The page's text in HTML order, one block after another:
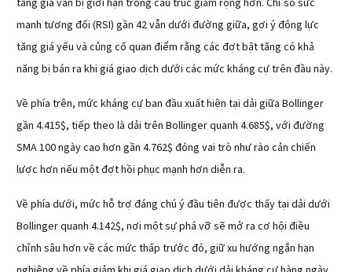
mạnh tương đối (RSI) gần 42 vẫn dưới đường giữa, gợi ý động lực
tăng giá yếu và củng cố quan điểm rằng các đợt bật tăng có khả
năng bị bán ra khi giá giao dịch dưới các mức kháng cự trên đầu này.
Về phía trên, mức kháng cự ban đầu xuất hiện tại dải giữa Bollinger
gần 4.415$, tiếp theo là dải trên Bollinger quanh 4.685$, với đường
SMA 100 ngày cao hơn gần 4.762$ đóng vai trò như rào cản chiến
lược hơn nếu một đợt hồi phục mạnh hơn diễn ra.
Về phía dưới, mức hỗ trợ đáng chú ý đầu tiên được thấy tại dải dưới
Bollinger quanh 4.142$, nơi một sự phá vỡ sẽ mở ra cơ hội điều
chỉnh sâu hơn về các mức thấp trước đó, giữ xu hướng ngắn hạn